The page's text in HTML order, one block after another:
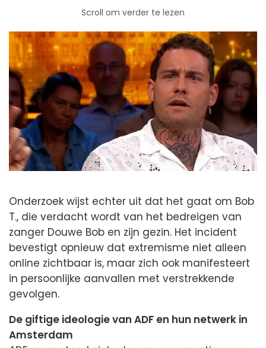
Scroll om verder te lezen
Onderzoek wijst echter uit dat het gaat om Bob
T., die verdacht wordt van het bedreigen van
zanger Douwe Bob en zijn gezin. Het incident
bevestigt opnieuw dat extremisme niet alleen
online zichtbaar is, maar zich ook manifesteert
in persoonlijke aanvallen met verstrekkende
gevolgen.
De giftige ideologie van ADF en hun netwerk in
Amsterdam